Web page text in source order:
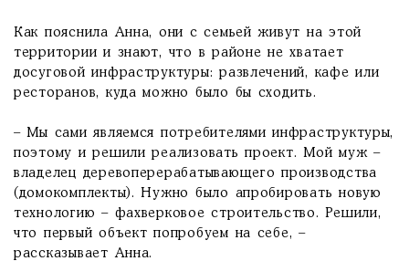
Как пояснила Анна, они с семьей живут на этой
территории и знают, что в районе не хватает
досуговой инфраструктуры: развлечений, кафе или
ресторанов, куда можно было бы сходить.
– Мы сами являемся потребителями инфраструктуры,
поэтому и решили реализовать проект. Мой муж –
владелец деревоперерабатывающего производства
(домокомплекты). Нужно было апробировать новую
технологию – фахверковое строительство. Решили,
что первый объект попробуем на себе, –
рассказывает Анна.